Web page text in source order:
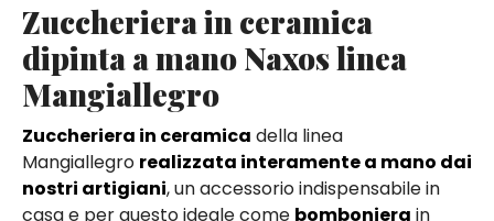
Zuccheriera in ceramica
dipinta a mano Naxos linea
Mangiallegro
Zuccheriera in ceramica della linea
Mangiallegro realizzata interamente a mano dai
nostri artigiani, un accessorio indispensabile in
casa e per questo ideale come bomboniera in